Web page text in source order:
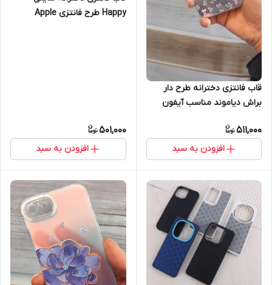
قاب فانتزی دخترانه طرح دار
براش دیاموند مناسب آیفون
511,000
افزودن به سبد
Happy طرح فانتزی Apple
501,000
افزودن به سبد